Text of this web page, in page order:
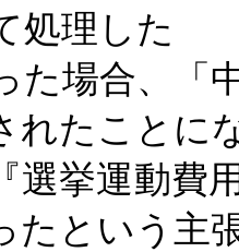
処理した
場合、「
れたことに
挙運動費
たという主